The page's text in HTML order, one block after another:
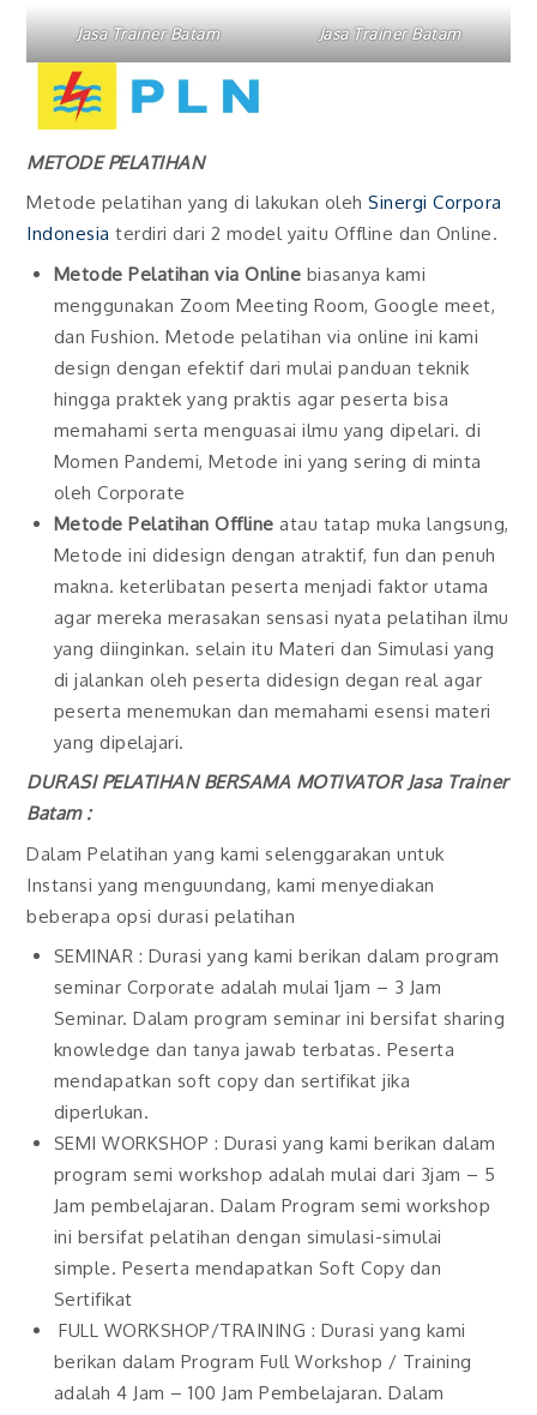
Jasa Trainer Batam Jasa Trainer Batam
METODE PELATIHAN
Metode pelatihan yang di lakukan olehSinergi Corpora
Indonesiaterdiri dari 2 model yaitu Offline dan Online.
Metode Pelatihan via Online biasanya kami
menggunakan Zoom Meeting Room, Google meet,
dan Fushion. Metode pelatihan via online ini kami
design dengan efektif dari mulai panduan teknik
hingga praktek yang praktis agar peserta bisa
memahami serta menguasai ilmu yang dipelari. di
Momen Pandemi, Metode ini yang sering di minta
oleh Corporate
Metode Pelatihan Offline atau tatap muka langsung,
Metode ini didesign dengan atraktif, fun dan penuh
makna. keterlibatan peserta menjadi faktor utama
agar mereka merasakan sensasi nyata pelatihan ilmu
yang diinginkan. selain itu Materi dan Simulasi yang
di jalankan oleh peserta didesign degan real agar
peserta menemukan dan memahami esensi materi
yang dipelajari.
DURASI PELATIHAN BERSAMA MOTIVATOR Jasa Trainer
Batam :
Dalam Pelatihan yang kami selenggarakan untuk
Instansi yang menguundang, kami menyediakan
beberapa opsi durasi pelatihan
SEMINAR : Durasi yang kami berikan dalam program
seminar Corporate adalah mulai 1jam – 3 Jam
Seminar. Dalam program seminar ini bersifat sharing
knowledge dan tanya jawab terbatas. Peserta
mendapatkan soft copy dan sertifikat jika
diperlukan.
SEMI WORKSHOP : Durasi yang kami berikan dalam
program semi workshop adalah mulai dari 3jam – 5
Jam pembelajaran. Dalam Program semi workshop
ini bersifat pelatihan dengan simulasi-simulai
simple. Peserta mendapatkan Soft Copy dan
Sertifikat
FULL WORKSHOP/TRAINING : Durasi yang kami
berikan dalam Program Full Workshop / Training
adalah 4 Jam – 100 Jam Pembelajaran. Dalam